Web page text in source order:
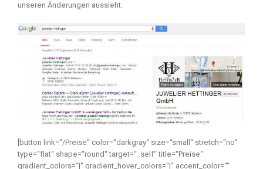
unseren Änderungen aussieht.
[button link=“/Preise“ color=“darkgray“ size=“small“ stretch=“no“
type=“flat“ shape=“round“ target=“_self“ title=“Preise“
gradient_colors=“|“ gradient_hover_colors=“|“ accent_color=““